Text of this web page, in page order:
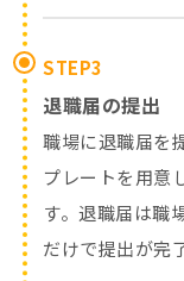
STEP3
退職届の提出
職場に退職届を
プレートを用意
す。退職届は職
だけで提出が完